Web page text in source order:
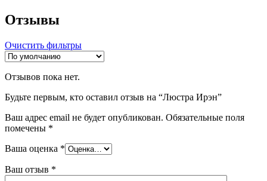
Отзывы
Очистить фильтры
Отзывов пока нет.
Будьте первым, кто оставил отзыв на “Люстра Ирэн”
Ваш адрес email не будет опубликован. Обязательные поля
помечены *
Ваша оценка *
Ваш отзыв *